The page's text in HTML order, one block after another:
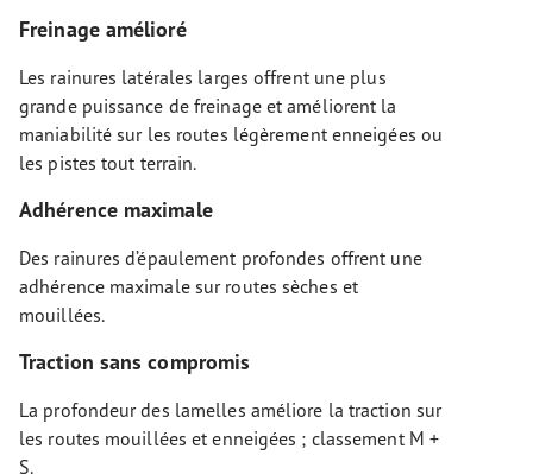
Freinage amélioré
Les rainures latérales larges offrent une plus
grande puissance de freinage et améliorent la
maniabilité sur les routes légèrement enneigées ou
les pistes tout terrain.
Adhérence maximale
Des rainures d’épaulement profondes offrent une
adhérence maximale sur routes sèches et
mouillées.
Traction sans compromis
La profondeur des lamelles améliore la traction sur
les routes mouillées et enneigées ; classement M +
S.